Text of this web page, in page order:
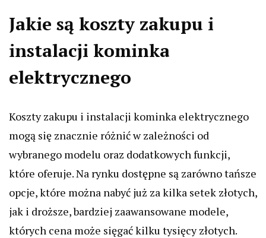
Jakie są koszty zakupu i
instalacji kominka
elektrycznego
Koszty zakupu i instalacji kominka elektrycznego
mogą się znacznie różnić w zależności od
wybranego modelu oraz dodatkowych funkcji,
które oferuje. Na rynku dostępne są zarówno tańsze
opcje, które można nabyć już za kilka setek złotych,
jak i droższe, bardziej zaawansowane modele,
których cena może sięgać kilku tysięcy złotych.